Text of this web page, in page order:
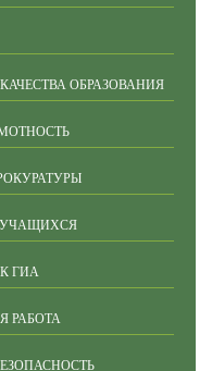
ОБРАЗОВАНИЯ
ГИА
РАБОТА